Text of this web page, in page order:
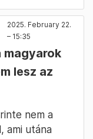
hogy
„Szijjártó
sűrű éve
bevezetni,
állunk